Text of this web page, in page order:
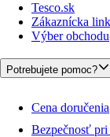
Tesco.sk
Zákaznícka
Výber obchodu
Potrebujete pomoc?
Cena doručenia
Bezpečnosť pri